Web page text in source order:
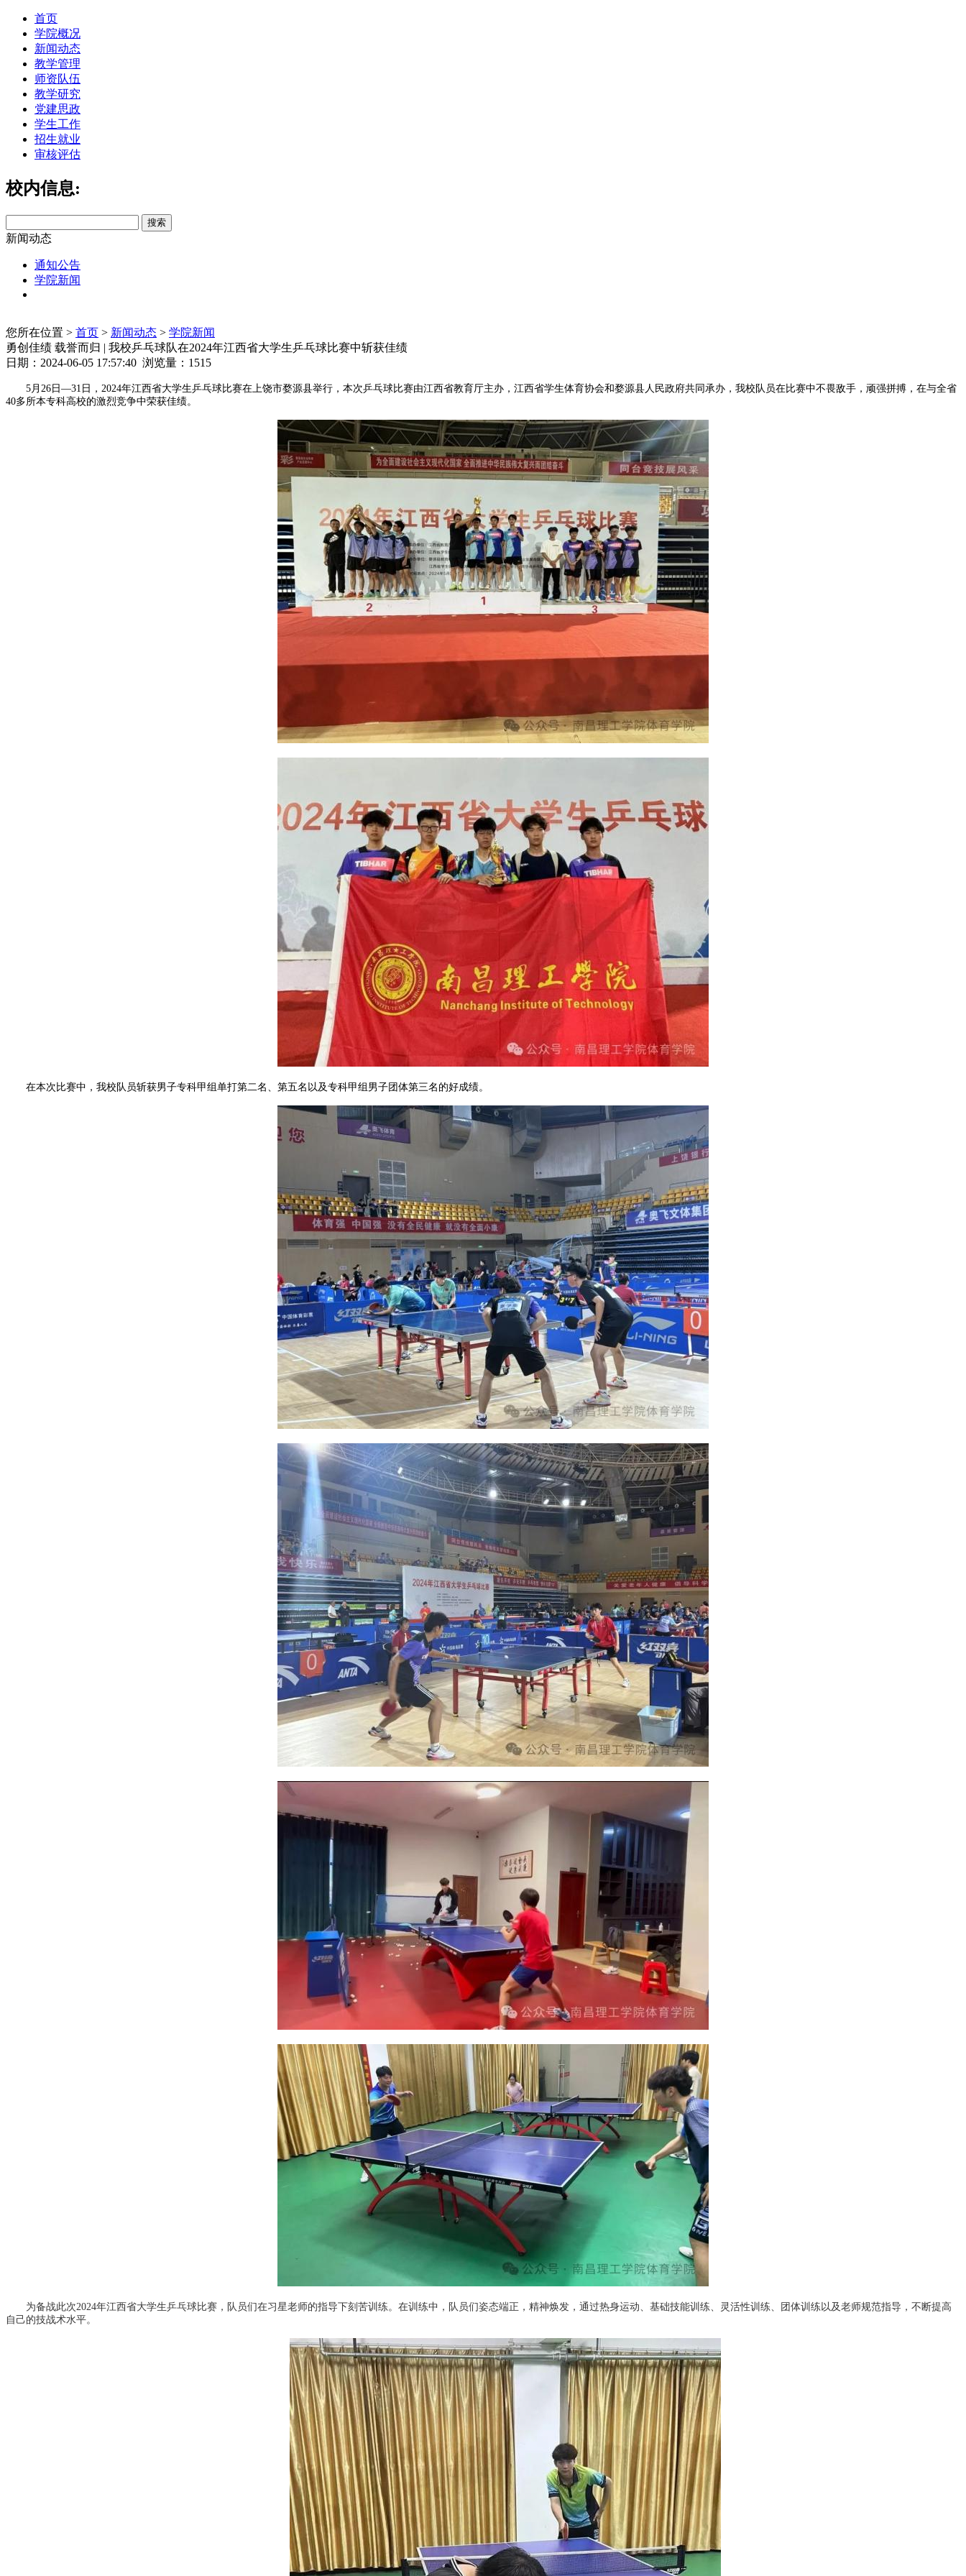
首页
学院概况
新闻动态
教学管理
师资队伍
教学研究
党建思政
学生工作
招生就业
审核评估
校内信息:
新闻动态
通知公告
学院新闻
您所在位置 > 首页 > 新闻动态 > 学院新闻
勇创佳绩 载誉而归 | 我校乒乓球队在2024年江西省大学生乒乓球比赛中斩获佳绩
日期：2024-06-05 17:57:40 浏览量： 1515
5月26日—31日，2024年江西省大学生乒乓球比赛在上饶市婺源县举行，本次乒乓球比赛由江西省教育厅主办，江西省学生体育协会和婺源县人民政府共同承办，我校队员在比赛中不畏敌手，顽强拼搏，在与全省
40多所本专科高校的激烈竞争中荣获佳绩。
在本次比赛中，我校队员斩获男子专科甲组单打第二名、第五名以及专科甲组男子团体第三名的好成绩。
为备战此次2024年江西省大学生乒乓球比赛，队员们在习星老师的指导下刻苦训练。在训练中，队员们姿态端正，精神焕发，通过热身运动、基础技能训练、灵活性训练、团体训练以及老师规范指导，不断提高
自己的技战术水平。